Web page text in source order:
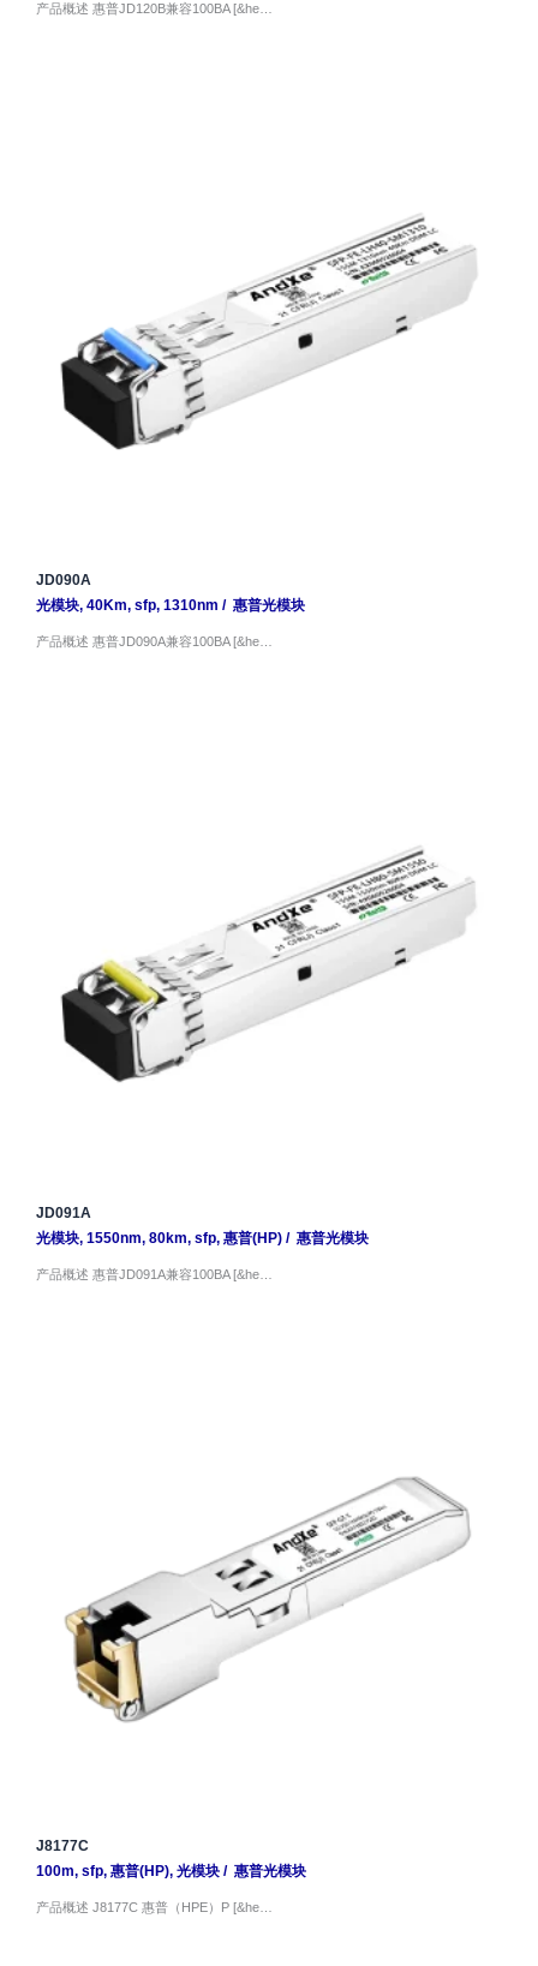
产品概述 惠普JD120B兼容100BA [&he…
JD090A
光模块, 40Km, sfp, 1310nm / 惠普光模块
产品概述 惠普JD090A兼容100BA [&he…
JD091A
光模块, 1550nm, 80km, sfp, 惠普(HP)/ 惠普光模块
产品概述 惠普JD091A兼容100BA [&he…
J8177C
100m, sfp, 惠普(HP), 光模块/ 惠普光模块
产品概述 J8177C 惠普（HPE）P [&he…